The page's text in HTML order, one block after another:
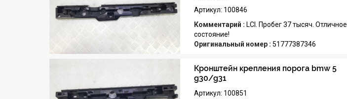
Артикул: 100846
Комментарий : LCI. Пробег 37 тысяч. Отличное
состояние!
Оригинальный номер : 51777387346
Кронштейн крепления порога bmw 5
g30/g31
Артикул: 100851